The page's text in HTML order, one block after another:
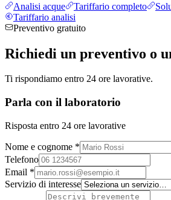
Analisi acque Tariffario completo
Tariffario analisi
Preventivo gratuito
Richiedi un preventivo o
Ti rispondiamo entro 24 ore lavorative.
Parla con il laboratorio
Risposta entro 24 ore lavorative
Nome e cognome *
Telefono
Email *
Servizio di interesse